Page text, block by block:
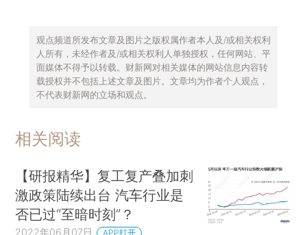
观点频道所发布文章及图片之版权属作者本人及/或相关权利
人所有，未经作者及/或相关权利人单独授权，任何网站、平
面媒体不得予以转载。财新网对相关媒体的网站信息内容转
载授权并不包括上述文章及图片。文章均为作者个人观点，
不代表财新网的立场和观点。
相关阅读
【研报精华】复工复产叠加刺
激政策陆续出台 汽车行业是
否已过“至暗时刻”？
2022年06月07日 APP打开